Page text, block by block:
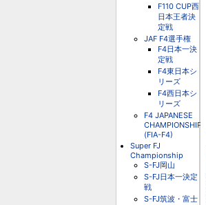
F110 CUP西
日本王者決
定戦
JAF F4選手権
F4日本一決
定戦
F4東日本シ
リーズ
F4西日本シ
リーズ
F4 JAPANESE
CHAMPIONSHIP
(FIA-F4)
Super FJ
Championship
S-FJ岡山
S-FJ日本一決定
戦
S-FJ筑波・富士